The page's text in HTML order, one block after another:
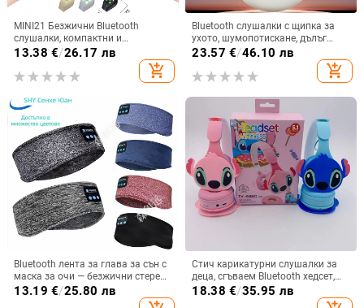
MINI21 Безжични Bluetooth
слушалки, компактни и
невидими, едноухи за бягане и
спорт, висококачествен звук,
модел 2025
13.38 €/26.17 лв
add_shopping_cart
Bluetooth слушалки с щипка за
ухото, шумопотискане, дълъг
живот на батерията >8 ч, стерео
звук, обхват 10 м, Bluetooth 5.4
23.57 €/46.10 лв
add_shopping_cart
Bluetooth лента за глава за сън с
маска за очи — безжични стерео
слушалки, Bluetooth 5.4, обхват
13.19 €/25.80 лв
Стич карикатурни слушалки за
деца, сгъваем Bluetooth хедсет,
глава-монтаж, стерео звук, BT 5.0
18.38 €/35.95 лв